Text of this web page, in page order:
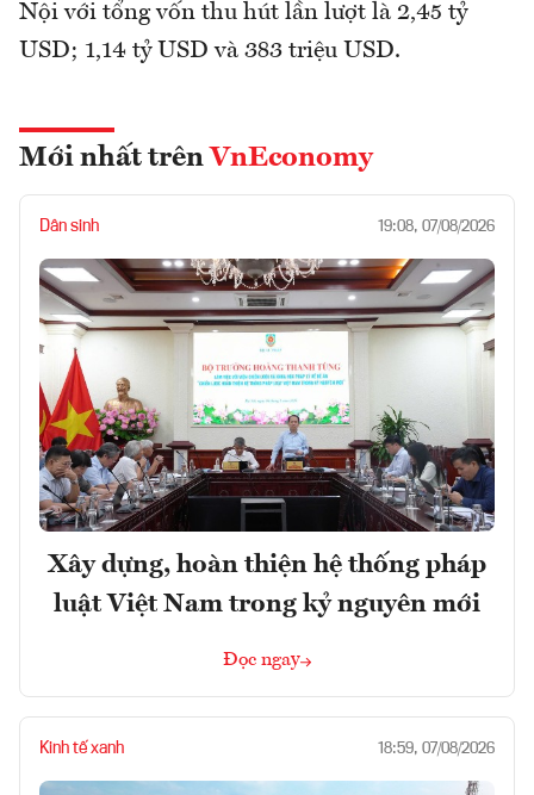
Nội với tổng vốn thu hút lần lượt là 2,45 tỷ
USD; 1,14 tỷ USD và 383 triệu USD.
Mới nhất trên VnEconomy
Dân sinh 19:08, 07/08/2026
Xây dựng, hoàn thiện hệ thống pháp
luật Việt Nam trong kỷ nguyên mới
Đọc ngay
Kinh tế xanh 18:59, 07/08/2026